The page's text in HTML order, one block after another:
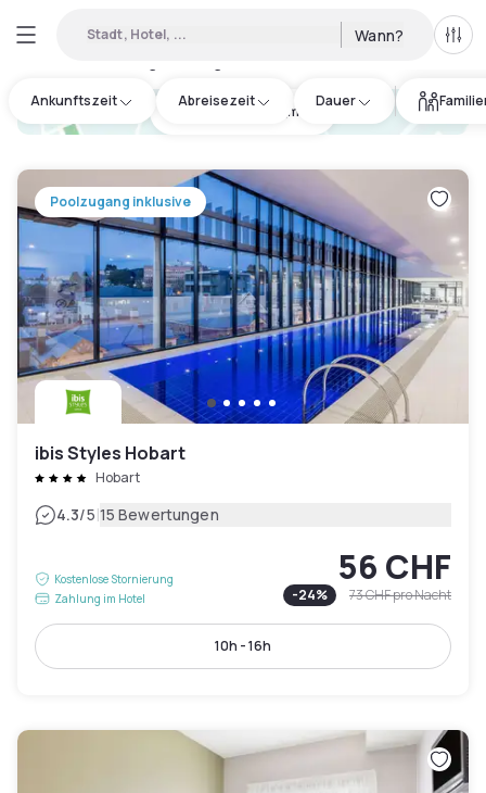
Stadt, Hotel, ... Wann? Alle
Ankunftszeit Abreisezeit Dauer
hotel.cta.view_map
Poolzugang inklusive
ibis Styles Hobart
Hobart
4.3/5|15 Bewertungen
Kostenlose Stornierung
Zahlung im Hotel
56 CHF
-24% 73 CHFpro Nacht
10h - 16h